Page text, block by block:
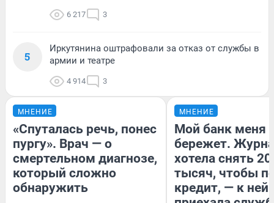
6 217 3
5
Иркутянина оштрафовали за отказ от службы в
армии и театре
4 914 3
МНЕНИЕ
«Спуталась речь, понес
пургу». Врач — о
смертельном диагнозе,
который сложно
обнаружить
МНЕНИЕ
Мой банк меня
бережет.
хотела снять
тысяч, чтобы
кредит, — к